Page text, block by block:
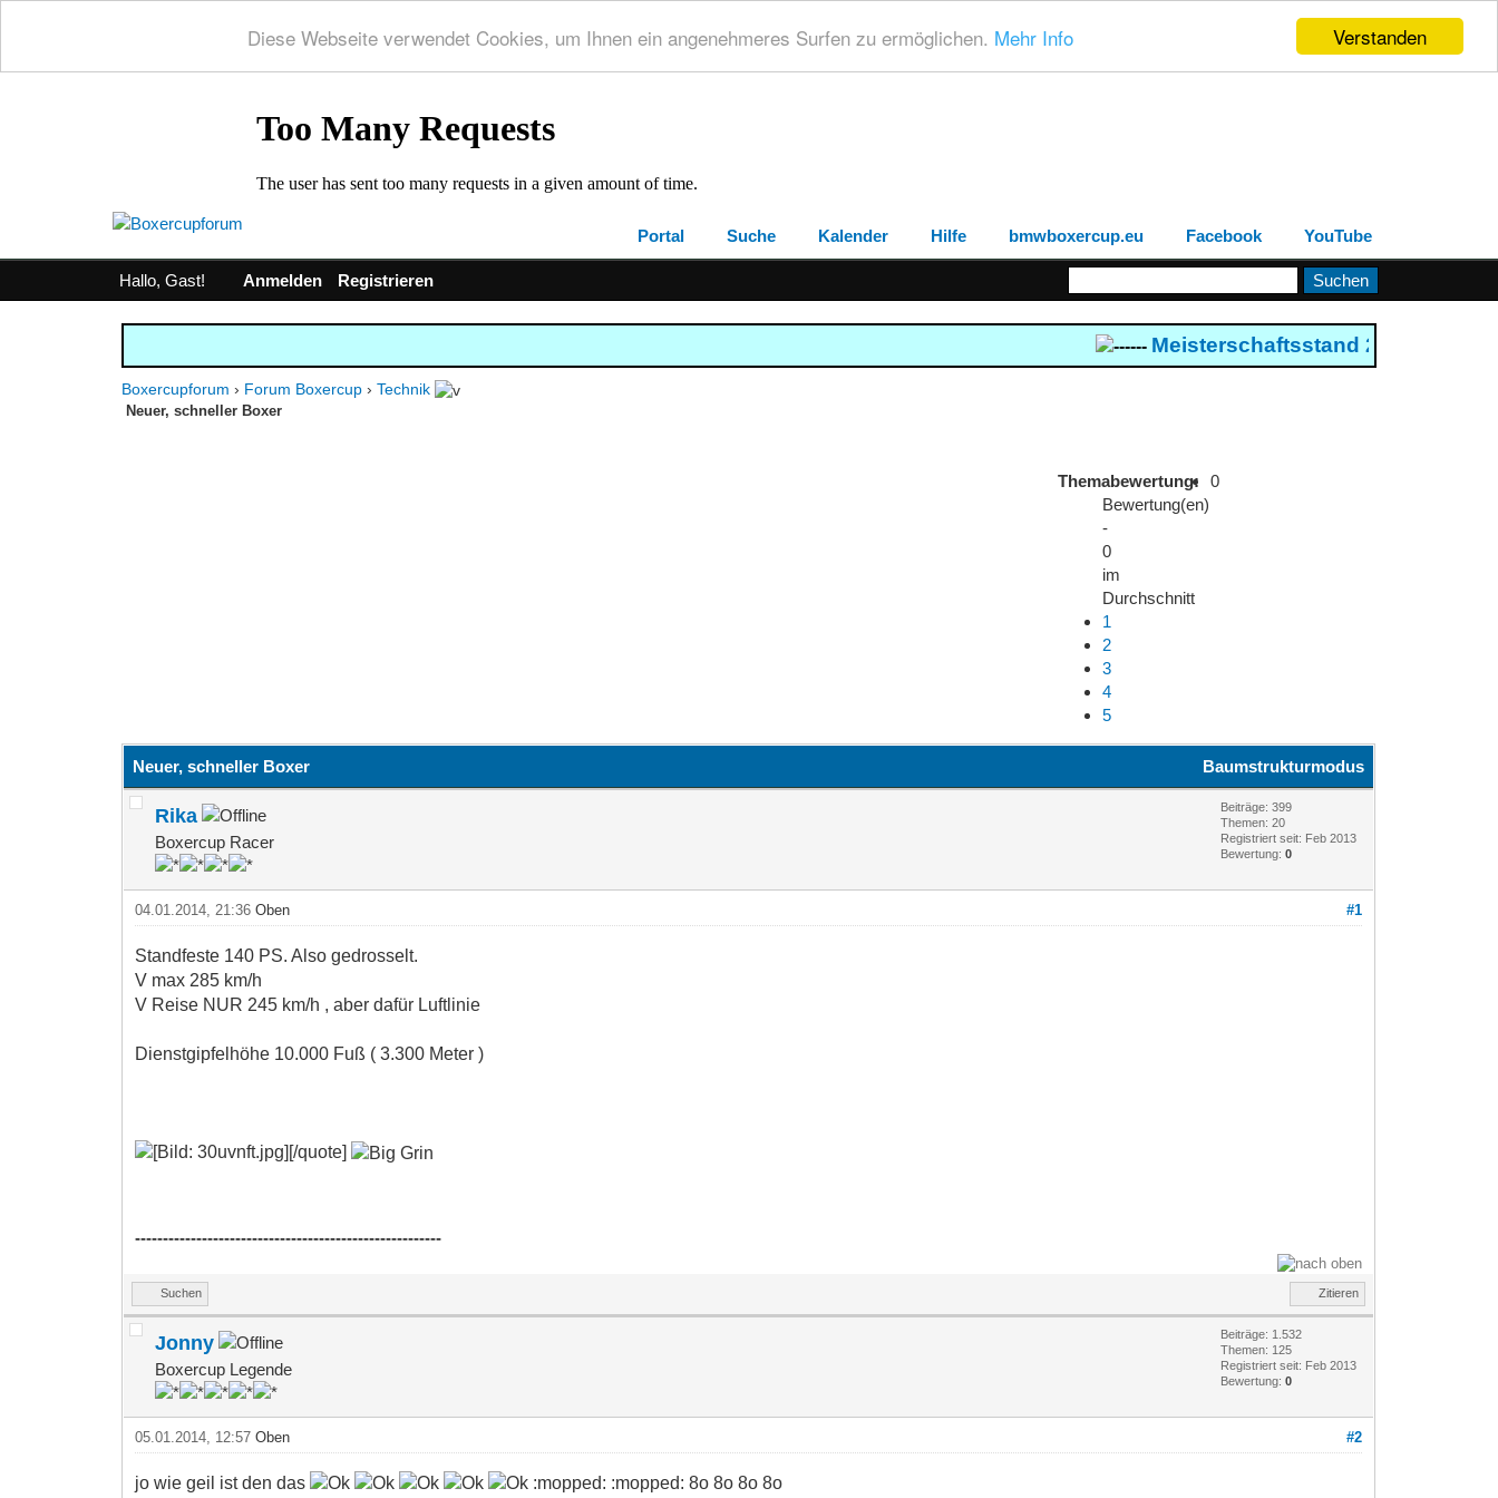
Verstanden
Diese Webseite verwendet Cookies, um Ihnen ein angenehmeres Surfen zu ermöglichen. Mehr Info
Portal Suche Kalender Hilfe bmwboxercup.eu Facebook YouTube
Hallo, Gast! Anmelden Registrieren
------Meisterschaftsstand 2026
Boxercupforum › Forum Boxercup ›Technik
Neuer, schneller Boxer
Themabewertung:
0
Bewertung(en)
-
0
im
Durchschnitt
1
2
3
4
5
Baumstrukturmodus
Neuer, schneller Boxer
Rika
Boxercup Racer
Beiträge: 399
Themen: 20
Registriert seit: Feb 2013
Bewertung:0
#1
04.01.2014, 21:36Oben
Standfeste 140 PS. Also gedrosselt.
V max 285 km/h
V Reise NUR 245 km/h , aber dafür Luftlinie
Dienstgipfelhöhe 10.000 Fuß ( 3.300 Meter )
[/quote]
-------------------------------------------------------
Suchen Zitieren
Jonny
Boxercup Legende
Beiträge: 1.532
Themen: 125
Registriert seit: Feb 2013
Bewertung:0
#2
05.01.2014, 12:57Oben
jo wie geil ist den das :mopped: :mopped: 8o 8o 8o 8o